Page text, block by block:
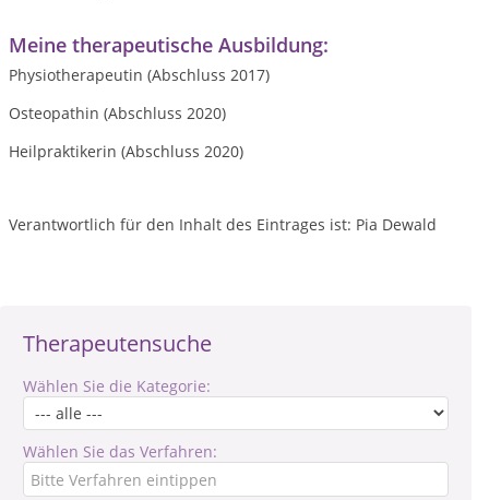
Therapeutensuche
Wählen Sie die Kategorie:
Wählen Sie das Verfahren:
Meine therapeutische Ausbildung:
Physiotherapeutin (Abschluss 2017)
Osteopathin (Abschluss 2020)
Heilpraktikerin (Abschluss 2020)
Verantwortlich für den Inhalt des Eintrages ist: Pia Dewald